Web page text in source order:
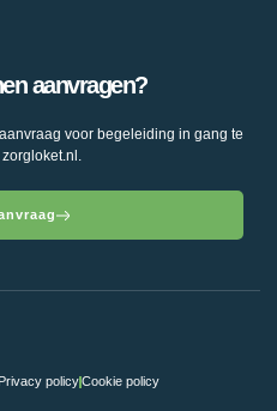
aanvragen?
voor begeleiding in gang te
Privacy policyCookie policy